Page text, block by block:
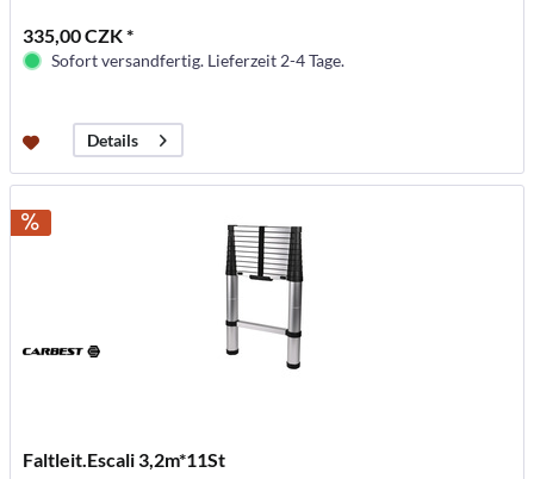
335,00 CZK *
Sofort versandfertig. Lieferzeit 2-4 Tage.
Details
Faltleit.Escali 3,2m*11St